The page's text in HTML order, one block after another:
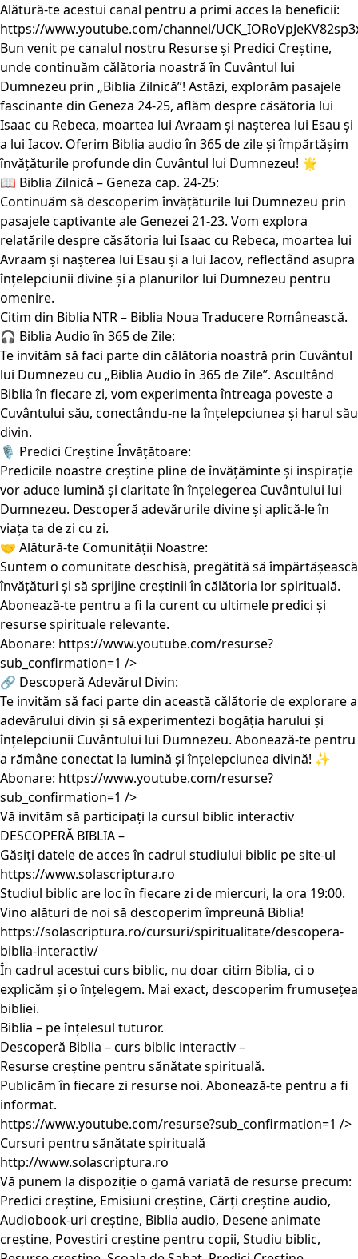
Alătură-te acestui canal pentru a primi acces la beneficii:
https://www.youtube.com/channel/
Bun venit pe canalul nostru Resurse și Predici Creștine,
unde continuăm călătoria noastră în Cuvântul lui
Dumnezeu prin „Biblia Zilnică”! Astăzi, explorăm pasajele
fascinante din Geneza 24-25, aflăm despre căsătoria lui
Isaac cu Rebeca, moartea lui Avraam și nașterea lui Esau și
a lui Iacov. Oferim Biblia audio în 365 de zile și împărtășim
învățăturile profunde din Cuvântul lui Dumnezeu! 🌟
📖 Biblia Zilnică – Geneza cap. 24-25:
Continuăm să descoperim învățăturile lui Dumnezeu prin
pasajele captivante ale Genezei 21-23. Vom explora
relatările despre căsătoria lui Isaac cu Rebeca, moartea lui
Avraam și nașterea lui Esau și a lui Iacov, reflectând asupra
înțelepciunii divine și a planurilor lui Dumnezeu pentru
omenire.
Citim din Biblia NTR – Biblia Noua Traducere Românească.
🎧 Biblia Audio în 365 de Zile:
Te invităm să faci parte din călătoria noastră prin Cuvântul
lui Dumnezeu cu „Biblia Audio în 365 de Zile”. Ascultând
Biblia în fiecare zi, vom experimenta întreaga poveste a
Cuvântului său, conectându-ne la înțelepciunea și harul său
divin.
🎙️ Predici Creștine Învățătoare:
Predicile noastre creștine pline de învățăminte și inspirație
vor aduce lumină și claritate în înțelegerea Cuvântului lui
Dumnezeu. Descoperă adevărurile divine și aplică-le în
viața ta de zi cu zi.
🤝 Alătură-te Comunității Noastre:
Suntem o comunitate deschisă, pregătită să împărtășească
învățături și să sprijine creștinii în călătoria lor spirituală.
Abonează-te pentru a fi la curent cu ultimele predici și
resurse spirituale relevante.
Abonare: https://www.youtube.com/resurse?
sub_confirmation=1 />
🔗 Descoperă Adevărul Divin:
Te invităm să faci parte din această călătorie de explorare a
adevărului divin și să experimentezi bogăția harului și
înțelepciunii Cuvântului lui Dumnezeu. Abonează-te pentru
a rămâne conectat la lumină și înțelepciunea divină! ✨
Abonare: https://www.youtube.com/resurse?
sub_confirmation=1 />
Vă invităm să participați la cursul biblic interactiv
DESCOPERĂ BIBLIA –
Găsiți datele de acces în cadrul studiului biblic pe site-ul
https://www.solascriptura.ro
Studiul biblic are loc în fiecare zi de miercuri, la ora 19:00.
Vino alături de noi să descoperim împreună Biblia!
https://solascriptura.ro/cursuri/spiritualitate/descopera-
biblia-interactiv/
În cadrul acestui curs biblic, nu doar citim Biblia, ci o
explicăm și o înțelegem. Mai exact, descoperim frumusețea
bibliei.
Biblia – pe înțelesul tuturor.
Descoperă Biblia – curs biblic interactiv –
Resurse creștine pentru sănătate spirituală.
Publicăm în fiecare zi resurse noi. Abonează-te pentru a fi
informat.
https://www.youtube.com/resurse?sub_confirmation=1 />
Cursuri pentru sănătate spirituală
http://www.solascriptura.ro
Vă punem la dispoziție o gamă variată de resurse precum:
Predici creștine, Emisiuni creștine, Cărți creștine audio,
Audiobook-uri creștine, Biblia audio, Desene animate
creștine, Povestiri creștine pentru copii, Studiu biblic,